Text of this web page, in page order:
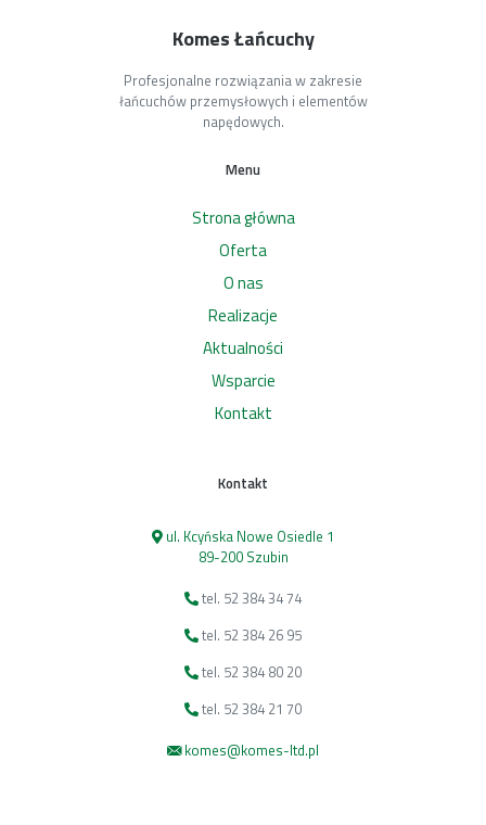
Komes Łańcuchy
Profesjonalne rozwiązania w zakresie
łańcuchów przemysłowych i elementów
napędowych.
Menu
Strona główna
Oferta
O nas
Realizacje
Aktualności
Wsparcie
Kontakt
Kontakt
ul. Kcyńska Nowe Osiedle 1
89-200 Szubin
tel. 52 384 34 74
tel. 52 384 26 95
tel. 52 384 80 20
tel. 52 384 21 70
komes@komes-ltd.pl